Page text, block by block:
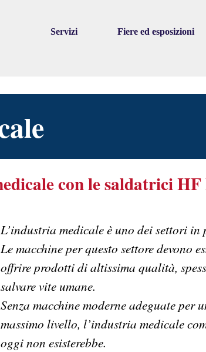
▼
Servizi ▼
Fiere ed esposizioni
con le saldatrici
L’industria medicale è uno dei settori in
Le macchine per questo settore devono
offrire prodotti di altissima qualità,
salvare vite umane.
Senza macchine moderne adeguate per
massimo livello, l’industria medicale
oggi non esisterebbe.